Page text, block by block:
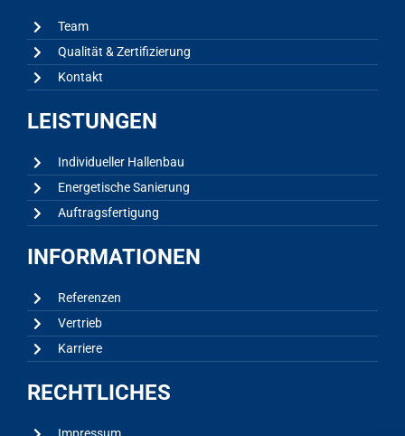
Team
Qualität & Zertifizierung
Kontakt
LEISTUNGEN
Individueller Hallenbau
Energetische Sanierung
Auftragsfertigung
INFORMATIONEN
Referenzen
Vertrieb
Karriere
RECHTLICHES